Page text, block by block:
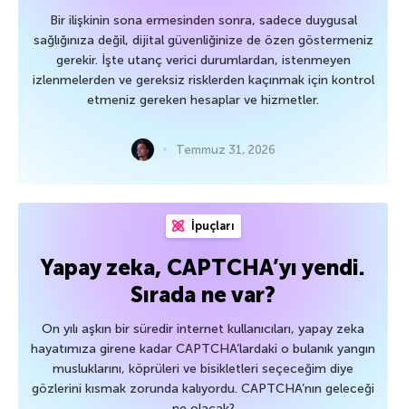
Bir ilişkinin sona ermesinden sonra, sadece duygusal
sağlığınıza değil, dijital güvenliğinize de özen göstermeniz
gerekir. İşte utanç verici durumlardan, istenmeyen
izlenmelerden ve gereksiz risklerden kaçınmak için kontrol
etmeniz gereken hesaplar ve hizmetler.
Temmuz 31, 2026
İpuçları
Yapay zeka, CAPTCHA’yı yendi.
Sırada ne var?
On yılı aşkın bir süredir internet kullanıcıları, yapay zeka
hayatımıza girene kadar CAPTCHA’lardaki o bulanık yangın
musluklarını, köprüleri ve bisikletleri seçeceğim diye
gözlerini kısmak zorunda kalıyordu. CAPTCHA’nın geleceği